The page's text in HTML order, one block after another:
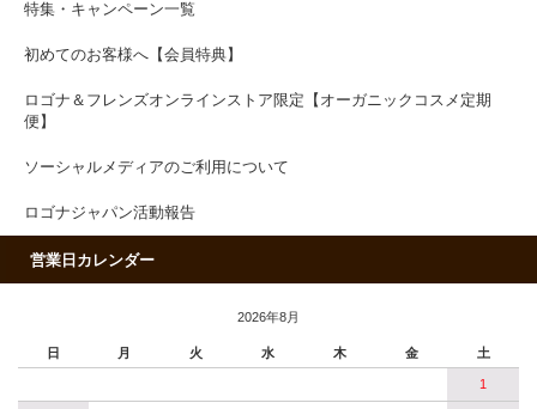
特集・キャンペーン一覧
初めてのお客様へ【会員特典】
ロゴナ＆フレンズオンラインストア限定【オーガニックコスメ定期
便】
ソーシャルメディアのご利用について
ロゴナジャパン活動報告
営業日カレンダー
2026年8月
日 月 火 水 木 金 土
1